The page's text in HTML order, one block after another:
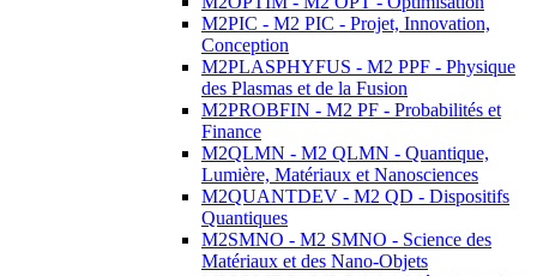
M2PIC - M2 PIC - Projet, Innovation,
Conception
M2PLASPHYFUS - M2 PPF - Physique
des Plasmas et de la Fusion
M2PROBFIN - M2 PF - Probabilités et
Finance
M2QLMN - M2 QLMN - Quantique,
Lumière, Matériaux et Nanosciences
M2QUANTDEV - M2 QD - Dispositifs
Quantiques
M2SMNO - M2 SMNO - Science des
Matériaux et des Nano-Objets